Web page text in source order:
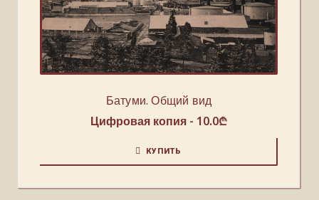
Батуми. Общий вид
Цифровая копия - 10.0₾
КУПИТЬ